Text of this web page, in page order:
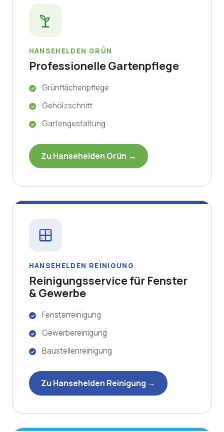
HANSEHELDEN GRÜN
Professionelle Gartenpflege
Grünflächenpflege
Gehölzschnitt
Gartengestaltung
Zu Hansehelden Grün →
HANSEHELDEN REINIGUNG
Reinigungsservice für Fenster
& Gewerbe
Fensterreinigung
Gewerbereinigung
Baustellenreinigung
Zu Hansehelden Reinigung →